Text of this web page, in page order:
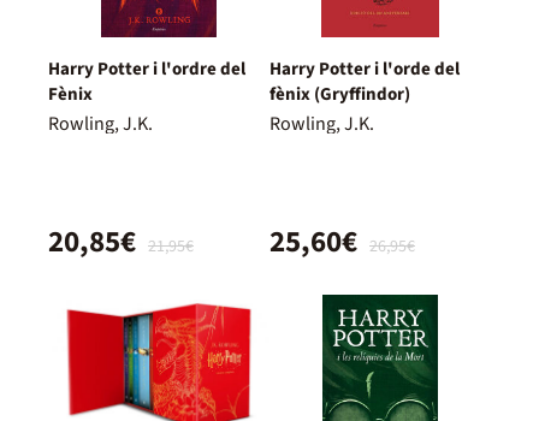
Harry Potter i l'ordre del
Fènix
Rowling, J.K.
21,95€
20,85€
Harry Potter i l'orde del
fènix (Gryffindor)
Rowling, J.K.
26,95€
25,60€